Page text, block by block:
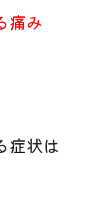
痛み
症状は